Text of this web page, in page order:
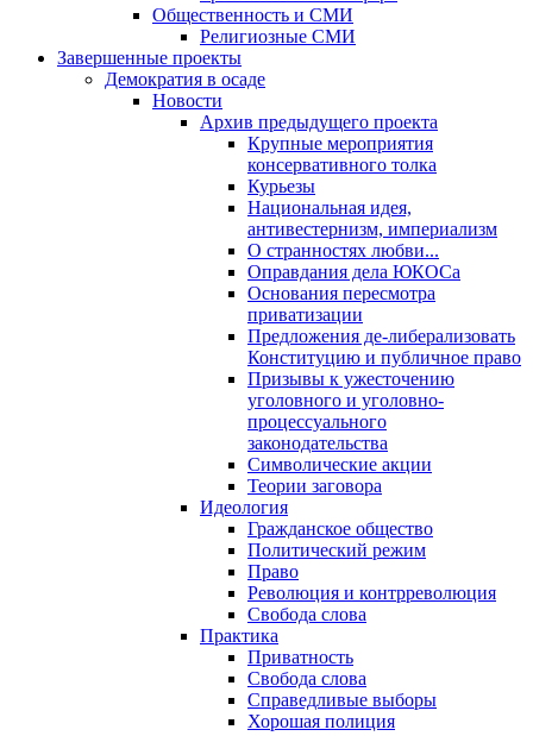
Общественность и СМИ
Религиозные СМИ
Завершенные проекты
Демократия в осаде
Новости
Архив предыдущего проекта
Крупные мероприятия
консервативного толка
Курьезы
Национальная идея,
антивестернизм, империализм
О странностях любви...
Оправдания дела ЮКОСа
Основания пересмотра
приватизации
Предложения де-либерализовать
Конституцию и публичное право
Призывы к ужесточению
уголовного и уголовно-
процессуального
законодательства
Символические акции
Теории заговора
Идеология
Гражданское общество
Политический режим
Право
Революция и контрреволюция
Свобода слова
Практика
Приватность
Свобода слова
Справедливые выборы
Хорошая полиция